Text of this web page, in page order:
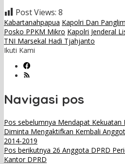
Post Views: 8
Kabartanahpapua Kapolri Dan
Posko PPKM Mikro Kapolri Jenderal
TNI Marsekal Hadi Tjahjanto
Ikuti Kami
Navigasi pos
Pos sebelumnya Mendapat Kekuatan
Diminta Mengaktifkan Kembali
2014-2019
Pos berikutnya 26 Anggota DPRD
Kantor DPRD